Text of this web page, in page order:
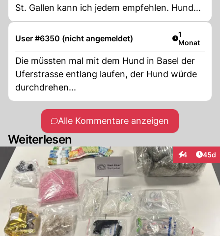
St. Gallen kann ich jedem empfehlen. Hunde
haben ein gutes Gespür . Man sollte mehr
Hunde einsetzen nicht nur für Drogen
sondern auch für Dement Kranke Personen
wo weglaufen....
User #6350 (nicht angemeldet) Artikel
1
Monat
Die müssten mal mit dem Hund in Basel der
Uferstrasse entlang laufen, der Hund würde
durchdrehen...
Alle Kommentare anzeigen
Weiterlesen
4
Interaktionen
45d